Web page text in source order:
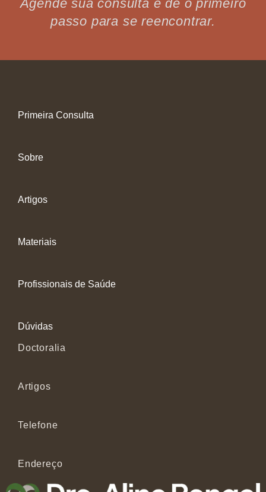
Agende sua consulta e dê o primeiro
passo para se reencontrar.
Primeira Consulta
Sobre
Artigos
Materiais
Profissionais de Saúde
Dúvidas
Doctoralia
Artigos
Telefone
Endereço